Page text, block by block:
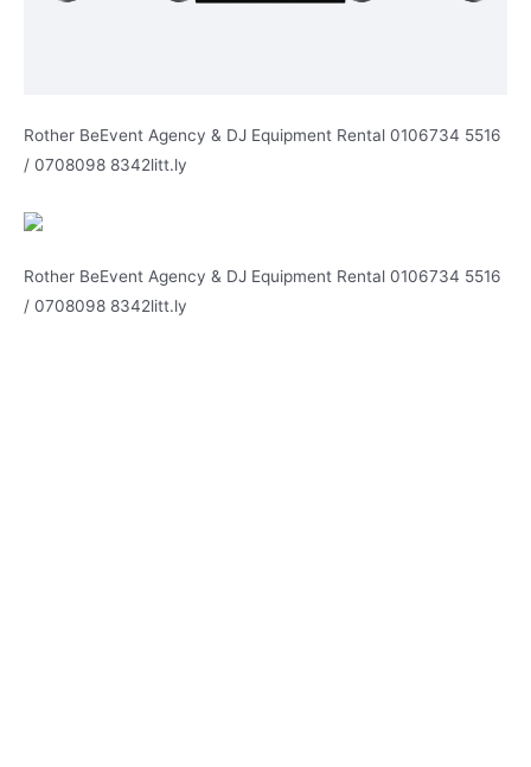
Rother BeEvent Agency & DJ Equipment Rental 0106734 5516
/ 0708098 8342litt.ly
Rother BeEvent Agency & DJ Equipment Rental 0106734 5516
/ 0708098 8342litt.ly